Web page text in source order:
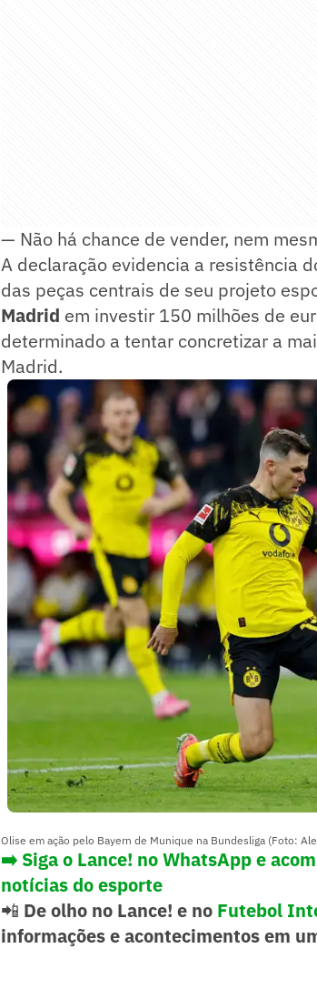
— Não há chance de vender, nem
A declaração evidencia a resistência
das peças centrais de seu projeto
Madrid em investir 150 milhões de
determinado a tentar concretizar a
Madrid.
Olise em ação pelo Bayern de Munique na Bundesliga (Foto:
➡️ Siga o Lance! no WhatsApp e
notícias do esporte
📲 De olho no Lance! e no Futebol
informações e acontecimentos em